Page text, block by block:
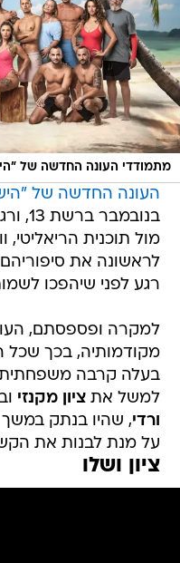
מתמודדי העונה החדשה של
העונה החדשה של
מול תוכנית
לראשונה את
רגע לפני שיהפכו
למקרה ופספסתם,
מקודמותיה, בכך שכל
בעלה קרבה משפחתית
למשל אתציון מקנזי
ורדי, שהיו בנתק במשך
על מנת לבנות את
ציון ושלו